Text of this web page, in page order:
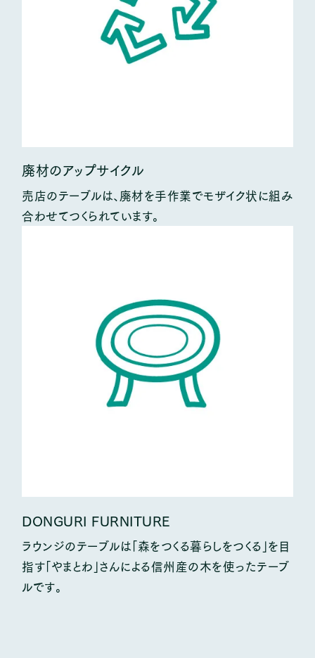
廃材のアップサイクル
売店のテーブルは、廃材を手作業でモザイク状に組み
合わせてつくられています。
DONGURI FURNITURE
ラウンジのテーブルは「森をつくる暮らしをつくる」を目
指す「やまとわ」さんによる信州産の木を使ったテーブ
ルです。